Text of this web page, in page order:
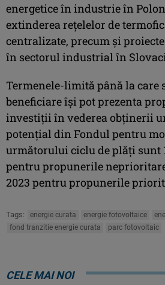
energetice în industrie în
extinderea reţelelor de
centralizate, precum şi
în sectorul industrial în
Termenele-limită până la care
beneficiare îşi pot prezenta
investiţii în vederea obţinerii
potenţial din Fondul pentru
următorului ciclu de plăţi sunt
pentru propunerile
2023 pentru propunerile
Tags: energie curata energie fotovoltaice
fond tranzitie energie curata
parc fotovoltaic
CELE MAI NOI